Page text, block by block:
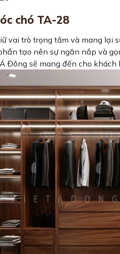
chó TA-28
vai trò trọng tâm và mang
tạo nên sự ngăn nắp và
Đông sẽ mang đến cho